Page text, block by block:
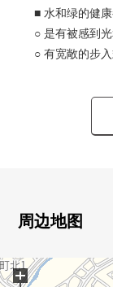
■ 水和绿的健
○ 是有被感到
○ 有宽敞的步
○ 2018年9月築
○ 位于由于安
○ 没有用地和
周边地图
+